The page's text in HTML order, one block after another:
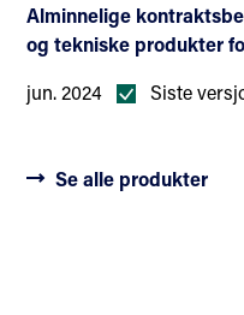
Alminnelige
og tekniske produkter
jun. 2024
Siste
Se alle produkter